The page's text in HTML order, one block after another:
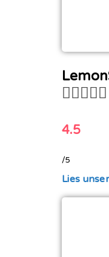

4.5
/5
Lies